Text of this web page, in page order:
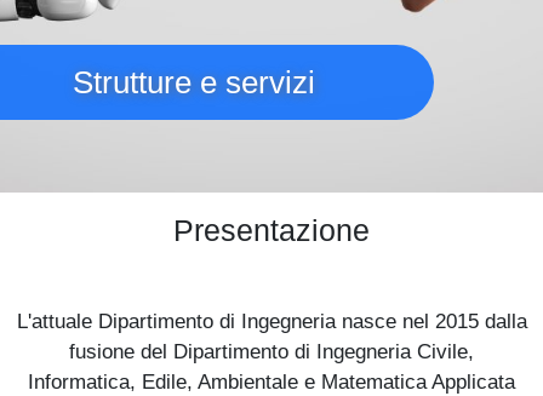
Strutture e servizi
Presentazione
L'attuale Dipartimento di Ingegneria nasce nel 2015 dalla
fusione del Dipartimento di Ingegneria Civile,
Informatica, Edile, Ambientale e Matematica Applicata